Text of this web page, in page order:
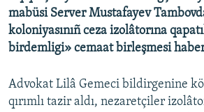
RFE/RS bütün saytları
mabüsi Server Mustafayev
koloniyasınıñ ceza izolâtorına
birdemligi» cemaat birleşmesi
Advokat Lilâ Gemeci bildirgenine
qırımlı tazir aldı, nezaretçiler